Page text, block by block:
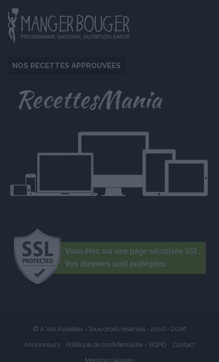
NOS RECETTES APPROUVÉES
© A Vos Assiettes - Tous droits réservés - 2010 - 2026
Annonceurs Politique de confidentialité – RGPD Contact
Mentions légales